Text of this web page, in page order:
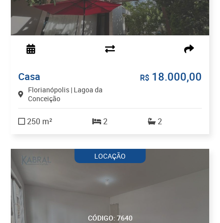
Casa
Florianópolis | Lagoa da
Conceição
R$18.000,00
250 m² 2 2
CÓDIGO: 7640
LOCAÇÃO